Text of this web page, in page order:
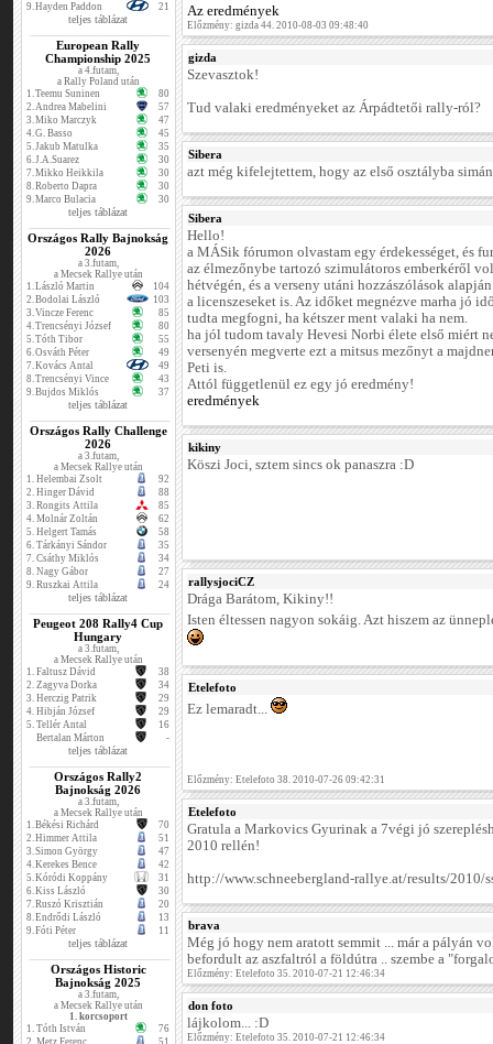
9.Hayden Paddon 21
teljes táblázat
European Rally
Championship 2025
a 4.futam,
a Rally Poland után
1.Teemu Suninen
80
2.Andrea Mabelini
57
3.Miko Marczyk
47
4.G. Basso
45
5.Jakub Matulka
35
6.J.A.Suarez
30
7.Mikko Heikkila
30
8.Roberto Dapra
30
9.Marco Bulacia 30
teljes táblázat
Országos Rally Bajnokság
2026
a 3.futam,
a Mecsek Rallye után
1.László Martin
104
2.Bodolai László
103
3.Vincze Ferenc
85
4.Trencsényi József
80
5.Tóth Tibor
55
6.Osváth Péter
49
7.Kovács Antal
49
8.Trencsényi Vince
43
9.Bujdos Miklós 37
teljes táblázat
Országos Rally Challenge
2026
a 3.futam,
a Mecsek Rallye után
1. Helembai Zsolt
92
2. Hinger Dávid
88
3. Rongits Attila
85
4. Molnár Zoltán
62
5. Helgert Tamás
58
6. Tárkányi Sándor
35
7. Csáthy Miklós
34
8. Nagy Gábor
27
9. Ruszkai Attila 24
teljes táblázat
Peugeot 208 Rally4 Cup
Hungary
a 3.futam,
a Mecsek Rallye után
1. Faltusz Dávid
38
2. Zagyva Dorka
34
3. Herczig Patrik
29
4. Hibján József
29
5. Tellér Antal
16
Bertalan Márton
-
teljes táblázat
Országos Rally2
Bajnokság 2026
a 3.futam,
a Mecsek Rallye után
1.Békési Richárd
70
2.Himmer Attila
51
3.Simon György
47
4.Kerekes Bence
42
5.Kóródi Koppány
31
6.Kiss László
30
7.Ruszó Krisztián
20
8.Endrődi László
13
9.Fóti Péter 11
teljes táblázat
Országos Historic
Bajnokság 2025
a 3.futam,
a Mecsek Rallye után
1. korcsoport
1. Tóth István
76
2. Metz Ferenc 51
Az eredmények
Előzmény: gizda 44. 2010-08-03 09:48:40
gizda
Szevasztok!
Tud valaki eredményeket az Árpádtetői rally-ról?
Sibera
azt még kifelejtettem, hogy az első osztályba
Sibera
Hello!
a MÁSik fórumon olvastam egy érdekességet, és
az élmezőnybe tartozó szimulátoros emberkéről
hétvégén, és a verseny utáni hozzászólások
a licenszeseket is. Az időket megnézve marha jó
tudta megfogni, ha kétszer ment valaki ha nem.
ha jól tudom tavaly Hevesi Norbi élete első miért
versenyén megverte ezt a mitsus mezőnyt a
Peti is.
Attól függetlenül ez egy jó eredmény!
eredmények
kikiny
Köszi Joci, sztem sincs ok panaszra :D
rallysjociCZ
Drága Barátom, Kikiny!!
Isten éltessen nagyon sokáig. Azt hiszem az
Etelefoto
Ez lemaradt...
Előzmény: Etelefoto 38. 2010-07-26 09:42:31
Etelefoto
Gratula a Markovics Gyurinak a 7végi jó
2010 rellén!
http://www.schneebergland-rallye.at/results/2010/
brava
Még jó hogy nem aratott semmit ... már a pályán
befordult az aszfaltról a földútra .. szembe a
Előzmény: Etelefoto 35. 2010-07-21 12:46:34
don foto
lájkolom... :D
Előzmény: Etelefoto 35. 2010-07-21 12:46:34